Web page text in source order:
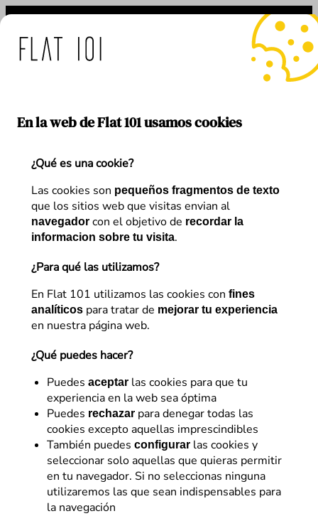
En la web de Flat 101 usamos cookies
¿Qué es una cookie?
Las cookies son pequeños fragmentos de texto
que los sitios web que visitas envian al
navegador con el objetivo de recordar la
informacion sobre tu visita.
¿Para qué las utilizamos?
En Flat 101 utilizamos las cookies con fines
analíticos para tratar de mejorar tu experiencia
en nuestra página web.
¿Qué puedes hacer?
Puedes aceptar las cookies para que tu
experiencia en la web sea óptima
Puedes rechazar para denegar todas las
cookies excepto aquellas imprescindibles
También puedes configurar las cookies y
seleccionar solo aquellas que quieras permitir
en tu navegador. Si no seleccionas ninguna
utilizaremos las que sean indispensables para
la navegación
Saltar
contenido
Autor:Zoila Villamayor
Artículos de Zoila Villamayor
Conversión – CRO
El motor de la